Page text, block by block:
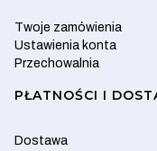
Twoje zamówienia
Ustawienia konta
Przechowalnia
PŁATNOŚCI I
Dostawa